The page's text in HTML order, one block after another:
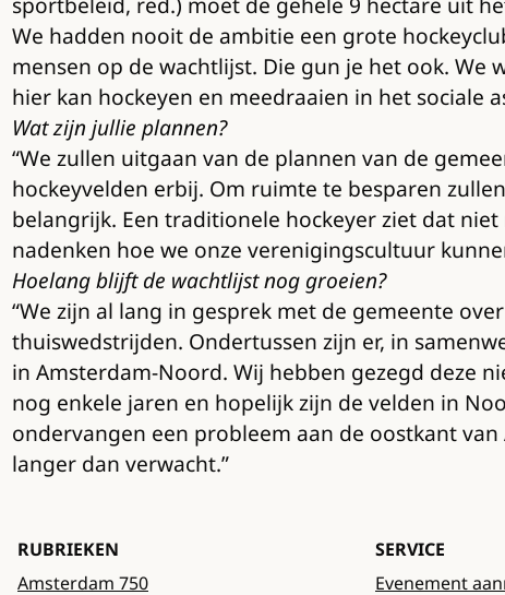
We hadden nooit de ambitie een grote
mensen op de wachtlijst. Die gun je het ook.
hier kan hockeyen en meedraaien in het sociale
Wat zijn jullie plannen?
“We zullen uitgaan van de plannen van de
hockeyvelden erbij. Om ruimte te besparen
belangrijk. Een traditionele hockeyer ziet dat
nadenken hoe we onze verenigingscultuur
Hoelang blijft de wachtlijst nog groeien?
“We zijn al lang in gesprek met de gemeente
thuiswedstrijden. Ondertussen zijn er, in
in Amsterdam-Noord. Wij hebben gezegd deze
nog enkele jaren en hopelijk zijn de velden in
ondervangen een probleem aan de oostkant
langer dan verwacht.”
RUBRIEKEN
Amsterdam 750
SERVICE
Evenement